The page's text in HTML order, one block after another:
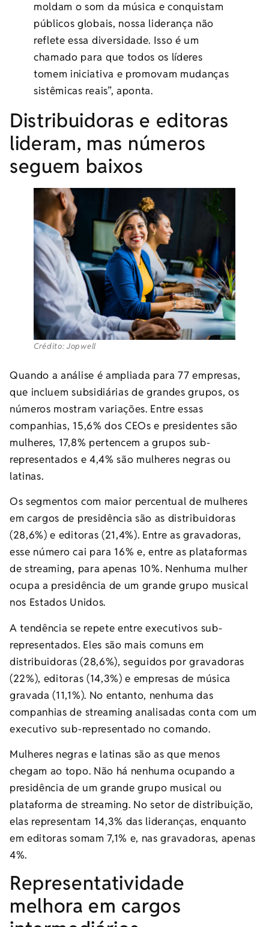
moldam o som da música e conquistam
públicos globais, nossa liderança não
reflete essa diversidade. Isso é um
chamado para que todos os líderes
tomem iniciativa e promovam mudanças
sistêmicas reais”, aponta.
Distribuidoras e editoras
lideram, mas números
seguem baixos
Crédito: Jopwell
Quando a análise é ampliada para 77 empresas,
que incluem subsidiárias de grandes grupos, os
números mostram variações. Entre essas
companhias, 15,6% dos CEOs e presidentes são
mulheres, 17,8% pertencem a grupos sub-
representados e 4,4% são mulheres negras ou
latinas.
Os segmentos com maior percentual de mulheres
em cargos de presidência são as distribuidoras
(28,6%) e editoras (21,4%). Entre as gravadoras,
esse número cai para 16% e, entre as plataformas
de streaming, para apenas 10%. Nenhuma mulher
ocupa a presidência de um grande grupo musical
nos Estados Unidos.
A tendência se repete entre executivos sub-
representados. Eles são mais comuns em
distribuidoras (28,6%), seguidos por gravadoras
(22%), editoras (14,3%) e empresas de música
gravada (11,1%). No entanto, nenhuma das
companhias de streaming analisadas conta com um
executivo sub-representado no comando.
Mulheres negras e latinas são as que menos
chegam ao topo. Não há nenhuma ocupando a
presidência de um grande grupo musical ou
plataforma de streaming. No setor de distribuição,
elas representam 14,3% das lideranças, enquanto
em editoras somam 7,1% e, nas gravadoras, apenas
4%.
Representatividade
melhora em cargos